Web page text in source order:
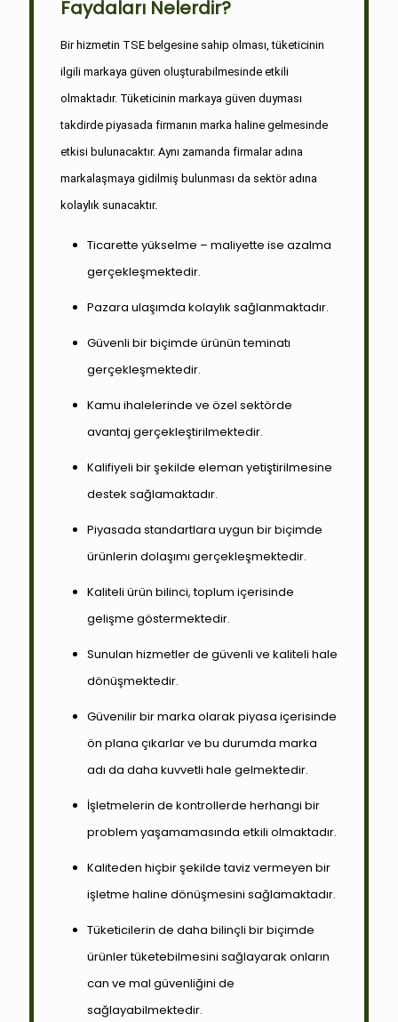
Faydaları Nelerdir?
Bir hizmetin TSE belgesine sahip olması, tüketicinin
ilgili markaya güven oluşturabilmesinde etkili
olmaktadır. Tüketicinin markaya güven duyması
takdirde piyasada firmanın marka haline gelmesinde
etkisi bulunacaktır. Aynı zamanda firmalar adına
markalaşmaya gidilmiş bulunması da sektör adına
kolaylık sunacaktır.
Ticarette yükselme – maliyette ise azalma
gerçekleşmektedir.
Pazara ulaşımda kolaylık sağlanmaktadır.
Güvenli bir biçimde ürünün teminatı
gerçekleşmektedir.
Kamu ihalelerinde ve özel sektörde
avantaj gerçekleştirilmektedir.
Kalifiyeli bir şekilde eleman yetiştirilmesine
destek sağlamaktadır.
Piyasada standartlara uygun bir biçimde
ürünlerin dolaşımı gerçekleşmektedir.
Kaliteli ürün bilinci, toplum içerisinde
gelişme göstermektedir.
Sunulan hizmetler de güvenli ve kaliteli hale
dönüşmektedir.
Güvenilir bir marka olarak piyasa içerisinde
ön plana çıkarlar ve bu durumda marka
adı da daha kuvvetli hale gelmektedir.
İşletmelerin de kontrollerde herhangi bir
problem yaşamamasında etkili olmaktadır.
Kaliteden hiçbir şekilde taviz vermeyen bir
işletme haline dönüşmesini sağlamaktadır.
Tüketicilerin de daha bilinçli bir biçimde
ürünler tüketebilmesini sağlayarak onların
can ve mal güvenliğini de
sağlayabilmektedir.